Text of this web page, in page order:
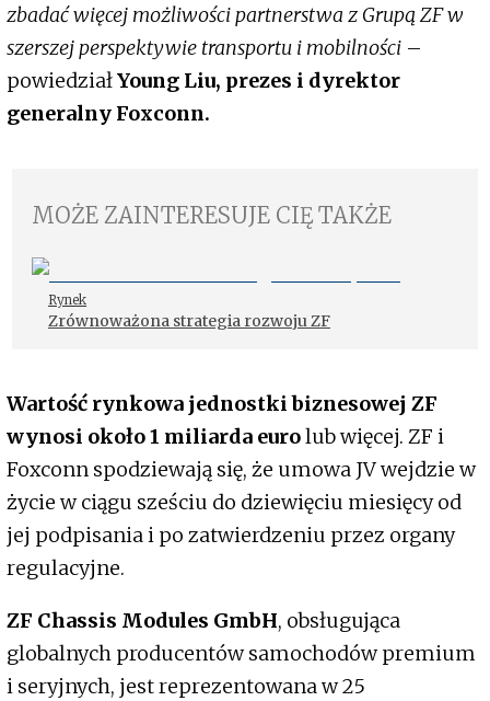
zbadać więcej możliwości partnerstwa z Grupą ZF w
szerszej perspektywie transportu i mobilności –
powiedziałYoung Liu, prezes i dyrektor
generalny Foxconn.
MOŻE ZAINTERESUJE CIĘ TAKŻE
Rynek
Zrównoważona strategia rozwoju ZF
Wartość rynkowa jednostki biznesowej ZF
wynosi około 1 miliarda eurolub więcej. ZF i
Foxconn spodziewają się, że umowa JV wejdzie w
życie w ciągu sześciu do dziewięciu miesięcy od
jej podpisania i po zatwierdzeniu przez organy
regulacyjne.
ZF Chassis Modules GmbH, obsługująca
globalnych producentów samochodów premium
i seryjnych, jest reprezentowana w 25